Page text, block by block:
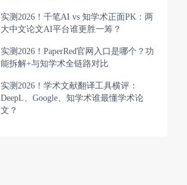
实测2026！千笔AI vs 知学术正面PK：两
大中文论文AI平台谁更胜一筹？
实测2026！PaperRed官网入口是哪个？功
能拆解+与知学术全链路对比
实测2026！学术文献翻译工具横评：
DeepL、Google、知学术谁最懂学术论
文？